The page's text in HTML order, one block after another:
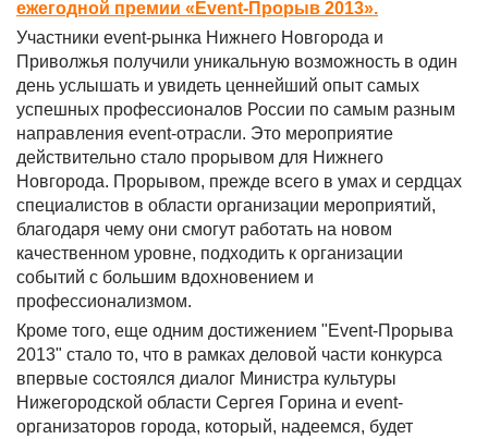
ежегодной премии «Event-Прорыв 2013».
Участники event-рынка Нижнего Новгорода и
Приволжья получили уникальную возможность в один
день услышать и увидеть ценнейший опыт самых
успешных профессионалов России по самым разным
направления event-отрасли. Это мероприятие
действительно стало прорывом для Нижнего
Новгорода. Прорывом, прежде всего в умах и сердцах
специалистов в области организации мероприятий,
благодаря чему они смогут работать на новом
качественном уровне, подходить к организации
событий с большим вдохновением и
профессионализмом.
Кроме того, еще одним достижением "Event-Прорыва
2013" стало то, что в рамках деловой части конкурса
впервые состоялся диалог Министра культуры
Нижегородской области Сергея Горина и event-
организаторов города, который, надеемся, будет